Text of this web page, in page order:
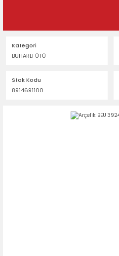
Kategori
BUHARLI ÜTÜ
Stok Kodu
8914691100